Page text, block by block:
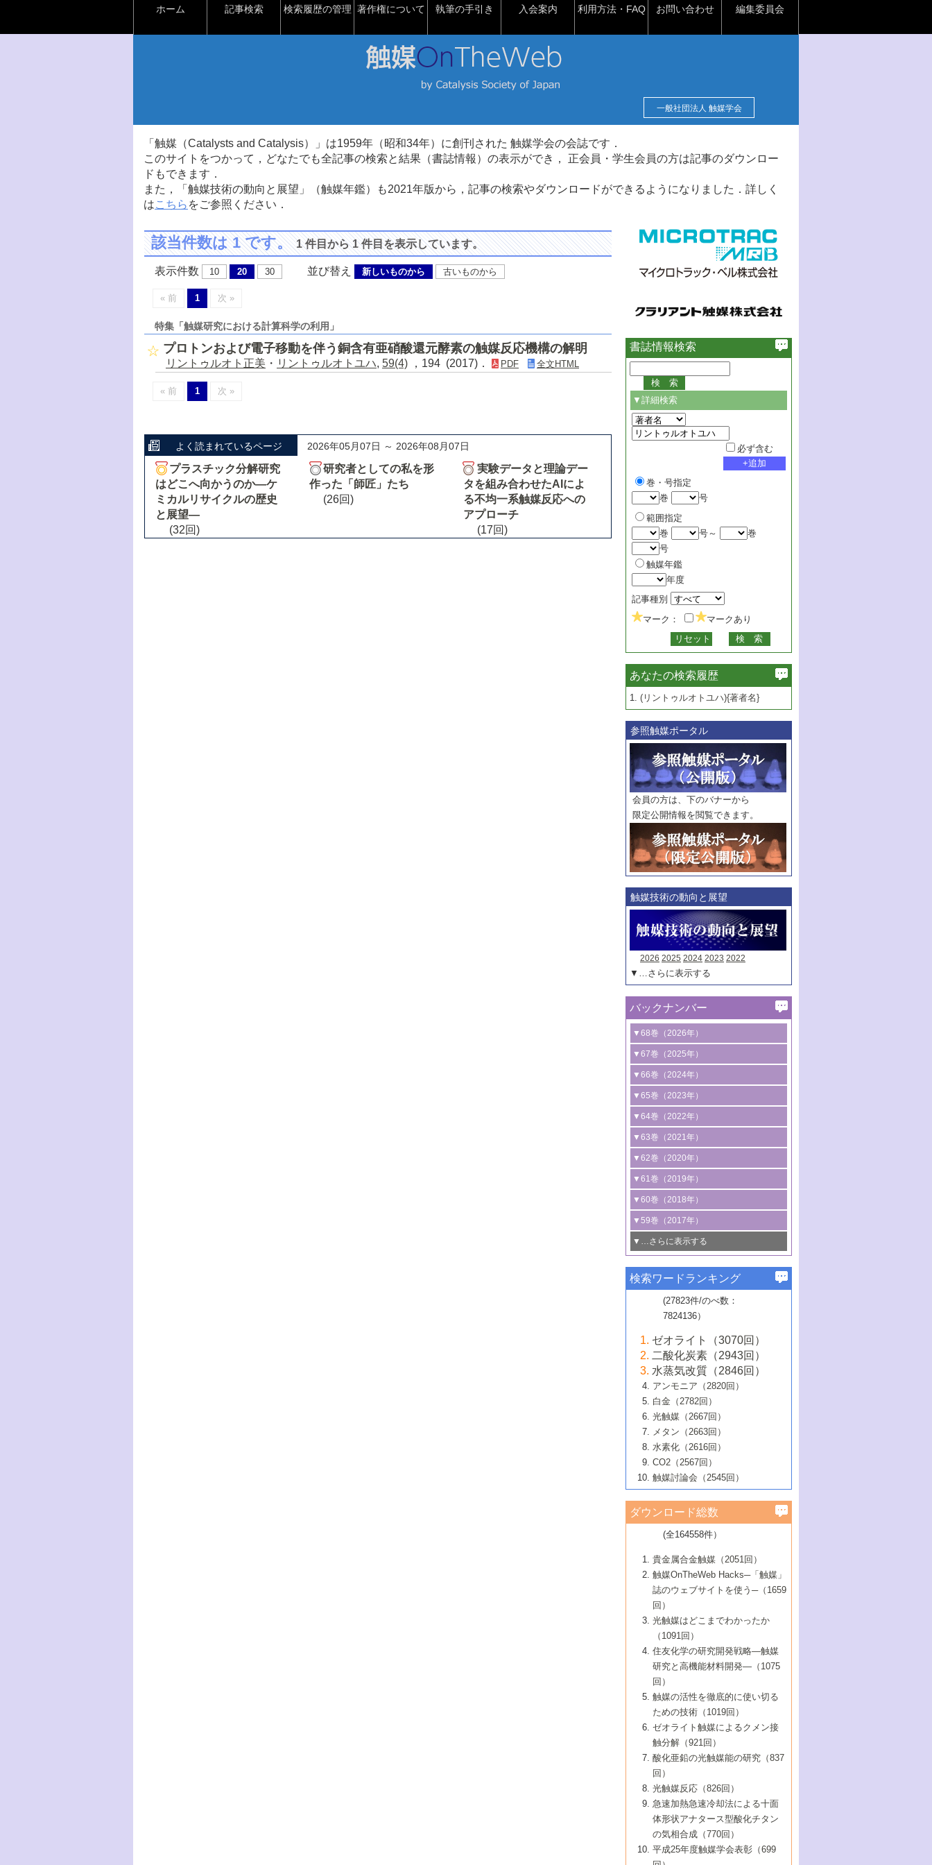
ホーム 記事検索 検索履歴の管理 著作権について 執筆の手引き 入会案内 利用方法・FAQ お問い合わせ 編集委員会
一般社団法人 触媒学会
「触媒（Catalysts and Catalysis）」は1959年（昭和34年）に創刊された 触媒学会の会誌です．
このサイトをつかって，どなたでも全記事の検索と結果（書誌情報）の表示ができ， 正会員・学生会員の方は記事のダウンロー
ドもできます．
また，「触媒技術の動向と展望」（触媒年鑑）も2021年版から，記事の検索やダウンロードができるようになりました．詳しく
はこちら をご参照ください．
該当件数は 1 です。1 件目から 1 件目を表示しています。
表示件数 10 20 30 並び替え 新しいものから 古いものから
« 前 1 次 »
特集「触媒研究における計算科学の利用」
プロトンおよび電子移動を伴う銅含有亜硝酸還元酵素の触媒反応機構の解明
リントゥルオト正美 ・ リントゥルオトユハ, 59(4) ，194 (2017)． PDF 全文HTML
« 前 1 次 »
よく読まれているページ 2026年05月07日 ～ 2026年08月07日
プラスチック分解研究
はどこへ向かうのか―ケ
ミカルリサイクルの歴史
と展望―
(32回)
研究者としての私を形
作った「師匠」たち
(26回)
実験データと理論デー
タを組み合わせたAIによ
る不均一系触媒反応への
アプローチ
(17回)
書誌情報検索
▼詳細検索
必ず含む
巻・号指定
巻
号
範囲指定
巻
号～
巻
号
触媒年鑑
年度
記事種別
マーク：
マークあり
あなたの検索履歴
1. (リントゥルオトユハ){著者名}
参照触媒ポータル
会員の方は、下のバナーから
限定公開情報を閲覧できます。
触媒技術の動向と展望
2026 2025 2024 2023 2022
▼…さらに表示する
バックナンバー
▼68巻（2026年）
1号 過酸化水素合成に関する研究動向
2号 コンピューター技術により加速する
触媒開発
3号 有機分子変換やCO 資源化のための
光触媒に関する最近の研究
B号 第137回触媒討論会（2026年）
▼67巻（2025年）
1号 CO
水素化によるグリーン燃料/グリ
ーンケミカル製造
2号 水素製造のための水分解技術に関す
る最近の研究
3号 オレフィン系樹脂の精密合成に関す
る最新技術
4号 アルコール類の効率的変換を実現す
る非貴金属触媒の研究動向
5号 ゼオライトの合成と応用における研
究動向
6号 ヘテロ接合界面
B号 第135回触媒討論会（2025年）
▼66巻（2024年）
1号 低次元ナノ構造を有する触媒材料
2号 規制反応場を活用した固体触媒研究
の新展開
3号 未踏分子変換を目指した酸化触媒プ
ロセスの最前線
4号 シンクロトロン放射光および中性子
線を利用した触媒解析技術の最先端
5号 単原子触媒
6号 参照触媒委員会からのお知らせ
B号 第133回触媒討論会（2023年）
▼65巻（2023年）
1号 炭素が関わる触媒機能
2号 プラスチックケミカルリサイクルの
ための触媒技術
3号 非酸化物系金属化合物を基盤とした
触媒材料の開発
4号 格子酸素・格子酸素欠陥を利用した
触媒反応
5号 生体触媒によるエネルギー変換反応
6号 窒素とリンの循環のための触媒・機
能性材料
▼64巻（2022年）
1号 合成ガス製造とCOを用いるケミカル
ズ合成の最新動向
2号 化学品合成のための合金触媒開発
3号 CO の排出削減および有効活用のた
めの触媒技術
4号 若手による情報発信企画～とびたて
若き触媒の研究者たち～（1）
若き触媒の研究者たち～（2）
6号 石油のノーブル・ユースを志向した
触媒技術
大学：オンライン・対面開催）
▼63巻（2021年）
1号 金触媒の新展開
2号 ペロブスカイト
3号 特殊反応場を利用した触媒的分子変
換反応
4号 多孔質材料を用いた触媒の新展開
5号 情報学的手法を用いた触媒開発
6号 カーボンニュートラルに向けた電解
技術
B号 第127回触媒討論会（2021年・オン
ライン開催(Zoom)のみ）
▼62巻（2020年）
1号 触媒設計を拓く欠陥構造のキャラク
タリゼーション
2号 機能化学品製造に資するクリーンな
触媒的酸化反応
3号 水処理のための触媒化学
4号 光触媒を用いた水分解の最新の研究
動向
5号 次世代の触媒プロセスを支えるマイ
6号 メタン転換技術の最新動向
B号 第125回触媒討論会（2020年・工学
院大学）
▼61巻（2019年）
1号 物質移動制御に着目した触媒プロセ
ス開発
2号 CO2 フリー水素サプライチェーンに
関わる触媒開発動向
3号 精密高分子合成に関する最近の研究
動向
4号 バイオマス化成品製造のための触媒
5号 固体触媒による含窒素有機化合物変
換の最前線
6号 貴金属使用量低減に向けた自動車排
ガス浄化触媒の開発
B号 第123回触媒討論会（2019年・大阪
▼60巻（2018年）
1号 固体酸触媒の最新の研究動向
2号 二酸化炭素からの有用化学品合成
3号 ナノ粒子・クラスター触媒の最前線
4号 60周年記念企画
5号 進化するゼオライト合成技術
6号 非貴金属系触媒における電気化学的
B号 第121回触媒討論会（2018年・東京
大学）
▼59巻（2017年）
1号 いたるところに，触媒
最先端技術
3号 無機分離膜材料の開発と触媒反応プ
ロセスへの適用
5号 水素のふるまいを解き明かす最先端
研究
6号 低級アルカンの有効利用のための触
媒技術
B号 第119回触媒討論会（2017年・首都
大学東京）
▼…さらに表示する
1号 ユニークな構造の高分子を生み出す触
2号 リグニンからの化成品製造に向けた触
媒技術
3号 触媒研究の最先端～とびたて若き研究
者たち～（1）
4号 触媒研究の最先端～とびたて若き研究
者たち～（2）
5号 触媒研究の最先端～とびたて若き研究
者たち～（3）
6号 イオニクス材料と燃料電池・電解合成
の最新の研究動向
B号 第117回触媒討論会（2016年・大阪府
立大学）
▼57巻（2015年）
1号 水素キャリアにかかわる触媒技術の新
2号 石油精製用触媒の最近の進展
3号 固体酸化物形燃料電池（SOFC）におけ
るアノード触媒上での燃料直接改質技術
4号 コアシェル構造の制御による触媒機能
5号 工業触媒およびその周辺技術の最近の
進歩
6号 ナノシート
B号 第115回触媒討論会（2015年・成蹊大
▼56巻（2014年）
2号 光触媒反応機構に関する最新の研究動
向
開発動向
4号 人工光合成に向けた近年のアプローチ
5号 未利用熱エネルギーの有効活用に貢献
する触媒技術
6号 ポリオキソメタレート
B号 第113回触媒討論会（2014年・ロワジ
ールホテル豊橋）
1号 高耐久性燃料電池システム用触媒にお
ける新展開
2号 リビングラジカル重合の最近の動向
3号 天然ガスの化学工業的展開に関する触
媒技術
4号 貴金属触媒の精密構造制御とその活用
5号 バイオマス化成品製造のための固体触
6号 ナノ空間─吸着状態解析から新機能開拓
B号 第111回触媒討論会（2013年・関西大
▼54巻（2012年）
1号 規則性多孔体の利用技術における最近
の進歩
2号 第109回触媒討論会
3号 貴金属低減技術の最新動向
4号 貴金属代替技術の最新動向
5号 光触媒による物質変換反応の新展開
6号 グラフェン
7号 水素を利用する化成品合成の新潮流
▼53巻（2011年）
1号 金属学から見る合金触媒の新展開
2号 第107回触媒討論会
3号 触媒のその場観察法の進歩（１）
4号 触媒のその場観察法の進歩（２）
5号 不活性結合の触媒的活性化による有機
合成
6号 新しい固体酸触媒技術
7号 ゼオライト合成における最近の進歩
▼52巻（2010年）
1号 触媒の劣化対策と長寿命触媒開発
2号 第105回触媒討論会
3号 ナノ構造が拓く新機能
4号 活性サイトおよびその環境の精密な設
計による触媒の高機能化
5号 触媒を有効に使うための技術
7号 有機分子触媒による精密有機合成
8号 高機能化ポリオレフィンに向けた重合
触媒の最近の進展
1号 炭素材料－熱い注目を集める材料－
2号 第103回触媒討論会
3号 環境浄化用光触媒の現状と課題
4号 水素社会の実現に向けた水素製造・貯
蔵技術の進歩
5号 CO2が関わる触媒・材料
7号 持続可能社会実現のための触媒および
触媒関連技術
▼50巻（2008年）
1号 触媒化学と学会のこの10年，半世紀，
そして未来
2号 第101回触媒討論会
4号 錯体を利用したユニークな表面構造の
構築と機能
5号 若手会員による触媒研究の未来展望1：
企業編
6号 第102回触媒討論会
7号 触媒・化学反応における計算化学の進
8号 若手研究者による触媒研究の未来展望
2：大学・研究所編
▼49巻（2007年）
1号 含フッ素化合物の合成と触媒
2号 第99回触媒討論会
3号 実用的ファインケミカル合成プロセス
を実現する触媒
5号 こんな物質，あんな物質―新たな触媒
の可能性―
7号 『結晶の化学』を活かした触媒研究
8号 イオン液体の応用
▼48巻（2006年）
1号 固体酸触媒の最近の進歩
2号 第97回触媒討論会
3号 リビング重合触媒の最近の展開
5号 水素製造・貯蔵のための触媒技術の新
しい展開
6号 第98回触媒討論会
7号 基礎化学品製造の触媒技術
8号 多機能型リアクター
1号 最近の触媒担体とその効果
2号 第95回触媒討論会
4号 水分解用光触媒材料
5号 時間分解分光の進歩と応用
6号 第96回触媒討論会
8号 超臨界流体を用いた化学プロセスの新
▼46巻（2004年）
1号 部分酸化反応触媒の最前線
2号 第93回触媒討論会
3号 特殊エネルギー場の触媒反応
4号 生体内における金属の触媒作用
5号 ファインケミカルズの展開に寄与する
6号 第94回触媒討論会
7号 サブナノレベルでみた新しい表面現象
8号 オレフィン重合触媒の新たな展
▼45巻（2003年）
1号 なぜこの触媒が良いのか？
2号 第91回触媒討論会
3号 最近の自動車排ガス処理技術
4号 触媒研究の現状と将来─第90回触媒討論
5号 基礎化学品製造の触媒技術
6号 第92回触媒討論会
7号 基礎化学品製造の触媒技術
8号 資源の循環と触媒技術
▼44巻（2002年）
1号 高次制御された触媒の化学
2号 第89回触媒討論会
3号 触媒を利用した電気化学の新展開
4号 ナノ材料の調製と機能化
5号 こんな触媒が欲しい
6号 第90回触媒討論会
7号 触媒研究と学術雑誌/情報
8号 若い世代からみた触媒化学の現状と未
▼43巻（2001年）
1号 グリーンケミストリーと触媒
2号 第87回触媒討論会特集号
3号 生体触媒とバイオプロセス
4号 水素製造・利用の触媒化学
5号 触媒研究における新しい切り口：コン
ビナトリアルケミストリー
6号 第88回触媒討論会特集号
7号 企業における触媒研究のブレークスル
8号 この材料を触媒として使ってみません
▼42巻（2000年）
1号 触媒反応工学の明日を拓く
2号 第85回触媒討論会
3号 反応ダイナミクス
5号 触媒のおもしろさをどのように伝える
6号 第86回触媒討論会
7号 水素化精製触媒の新しい展開
8号 新しい反応性と機能性を目指した金属
クラスタ-化学
▼41巻（1999年）
1号 孔、穴、あな?-特異な空間とその利用-
2号 第83回触媒討論会
3号 均一系触媒反応最前線
4号 実用炭素材料の新展開
5号 研究の方法論を考える
7号 機能性金属材料と触媒
8号 触媒研究へのNMRの応用と展望
▼40巻（1998年）
進展と21世紀への提言/創立40周年記念・触
媒学会この10年の歩みとこれから/創立40周
2号 第81回触媒討論会
3号 計算機触媒化学へのさそい
4号 触媒劣化の制御と予測
5号 最新の実用プロセスと触媒
6号 第82回触媒討論会
7号 ナノ構造体の化学
8号 あの反応は今
1号 均一系と不均一系触媒反応-その特徴と
接点
2号 第79回触媒討論会
3号 最新NO除去触媒の実用化研究
4号 新しい反応場を目指した触媒調製
5号 反応・分離技術の新しい展開
6号 第80回触媒討論会
8号 AFMでみる世界
▼38巻（1996年）
1号 触媒の構造と触媒作用/C1化学を中心と
する21世紀への触媒
3号 オリンピックメダル:金・銀・銅はどん
な触媒作用を示すか
4号 触媒作用における機能の複合化
5号 未来を拓け！若手研究者
6号 第78回触媒討論会
7号 ダイナミックな領域への触媒研究の展
開/C1化学を中心とする21世紀への触媒
▼37巻（1995年）
1号 ファインケミカルズと固体触媒
2号 第75回触媒討論会
3号 希土類を利用した触媒
4号 触媒とリサイクル
5号 エネルギー変換触媒
6号 第76回触媒討論会
7号 表面吸着相の新しい展開
8号 マイクロポーラス・クリスタル触媒の
▼36巻（1994年）
1号 電気化学と触媒
2号 第73回触媒討論会
3号 C4化学の展開
4号 《通常号》
5号 《通常号》
6号 第74回触媒討論会
▼35巻（1993年）
1号 工業触媒開発マニュアル―探索から工
業化まで
2号 第71回触媒討論会
3号 研究開発のうらおもて―着想と展開
4号 触媒劣化と寿命の予測
5号 環境に優しい触媒
▼34巻（1992年）
1号 インパクトを与えたこの研究
2号 第69回触媒討論会
3号 ケミカルズ合成触媒―新しい展開と応
▼33巻（1991年）
1号 触媒プロセス開発マニュアル―探索か
ら工業化まで，知っておきたいこと PartII
2号 第67回触媒討論会
▼32巻（1990年）
1号 21世紀に向けて触媒研究の飛躍をめざ
す―触媒化学の裾野を広げよう
2号 第65回触媒討論会
▼31巻（1989年）
1号 情報科学と反応設計・材料設計
▼30巻（1988年）
検索ワードランキング
(27823件/のべ数：
7824136）
ゼオライト（3070回）
二酸化炭素（2943回）
水蒸気改質（2846回）
アンモニア（2820回）
白金（2782回）
光触媒（2667回）
メタン（2663回）
水素化（2616回）
CO2（2567回）
触媒討論会（2545回）
ダウンロード総数
(全164558件）
貴金属合金触媒（2051回）
触媒OnTheWeb Hacks─「触媒」
誌のウェブサイトを使う─（1659
回）
光触媒はどこまでわかったか
（1091回）
住友化学の研究開発戦略―触媒
研究と高機能材料開発―（1075
回）
触媒の活性を徹底的に使い切る
ための技術（1019回）
ゼオライト触媒によるクメン接
触分解（921回）
酸化亜鉛の光触媒能の研究（837
回）
光触媒反応（826回）
急速加熱急速冷却法による十面
体形状アナタース型酸化チタン
の気相合成（770回）
平成25年度触媒学会表彰（699